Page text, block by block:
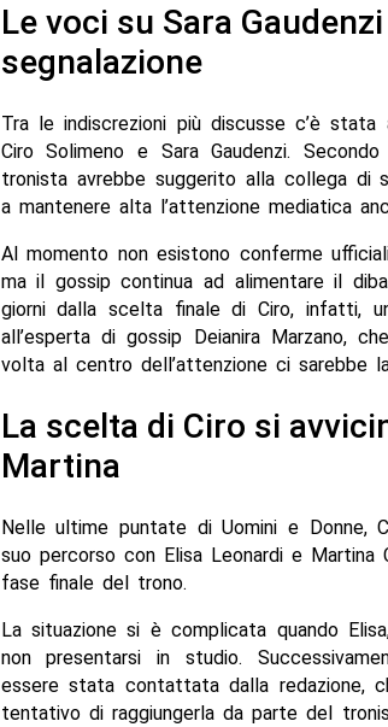
Le voci su Sara
segnalazione
Tra le indiscrezioni più discusse c’è
Ciro Solimeno e Sara Gaudenzi.
tronista avrebbe suggerito alla collega di
a mantenere alta l’attenzione mediatica
Al momento non esistono conferme
ma il gossip continua ad alimentare il
giorni dalla scelta finale di Ciro, infatti,
all’esperta di gossip Deianira Marzano,
volta al centro dell’attenzione ci sarebbe
La scelta di Ciro si
Martina
Nelle ultime puntate di Uomini e Donne,
suo percorso con Elisa Leonardi e Martina
fase finale del trono.
La situazione si è complicata quando
non presentarsi in studio.
essere stata contattata dalla redazione,
tentativo di raggiungerla da parte del